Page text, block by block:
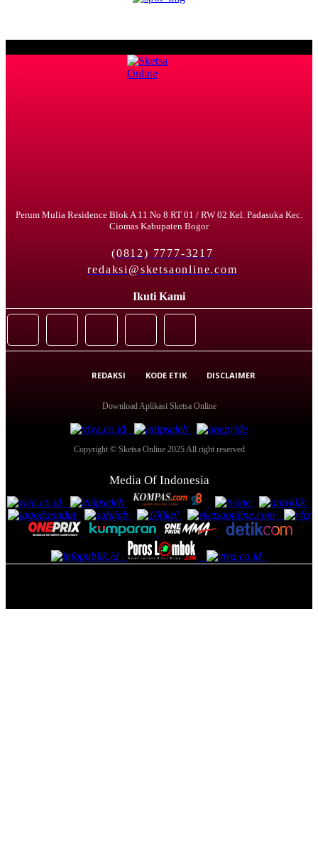
Perum Mulia Residence Blok A 11 No 8 RT 01 / RW 02 Kel. Padasuka Kec.
Ciomas Kabupaten Bogor
(0812) 7777-3217
redaksi@sketsaonline.com
Ikuti Kami
REDAKSI KODE ETIK DISCLAIMER
Download Aplikasi Sketsa Online
Copyright © Sketsa Online 2025 All right reserved
Media Of Indonesia